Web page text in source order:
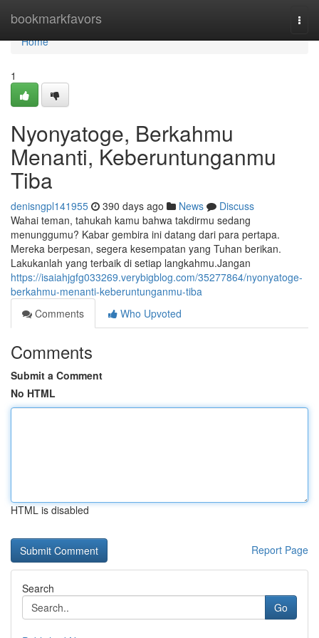
bookmarkfavors
Home
Home
1
Nyonyatoge, Berkahmu
Menanti, Keberuntunganmu
Tiba
denisngpl141955 390 days ago News
Discuss
Wahai teman, tahukah kamu bahwa takdirmu sedang
menunggumu? Kabar gembira ini datang dari para pertapa.
Mereka berpesan, segera kesempatan yang Tuhan berikan.
Lakukanlah yang terbaik di setiap langkahmu.Jangan
https://isaiahjgfg033269.verybigblog.com/35277864/nyonyatoge-
berkahmu-menanti-keberuntunganmu-tiba
Comments
Who Upvoted
Comments
Submit a Comment
No HTML
HTML is disabled
Report Page
Search
Go